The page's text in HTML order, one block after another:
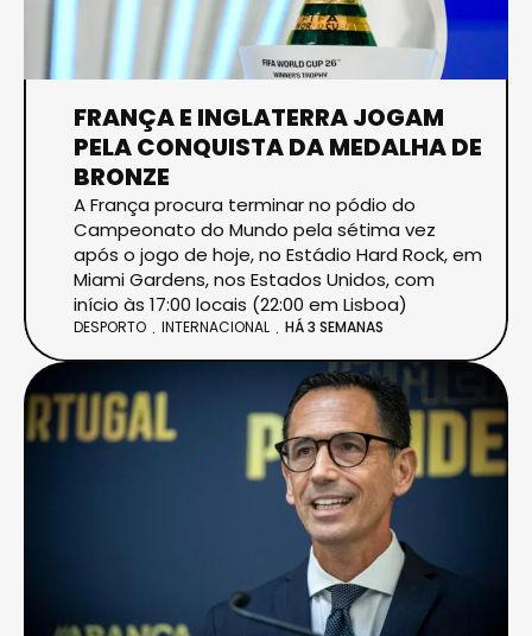
FRANÇA E INGLATERRA JOGAM
PELA CONQUISTA DA MEDALHA DE
BRONZE
A França procura terminar no pódio do
Campeonato do Mundo pela sétima vez
após o jogo de hoje, no Estádio Hard Rock, em
Miami Gardens, nos Estados Unidos, com
início às 17:00 locais (22:00 em Lisboa)
DESPORTO INTERNACIONAL HÁ 3 SEMANAS